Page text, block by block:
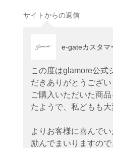
サイトからの返信
e-gateカスタマ
この度はglamore公式
だきありがとうござい
ご購入いただいた商
たようで、私どもも
よりお客様に喜んで
励んでまいりますので